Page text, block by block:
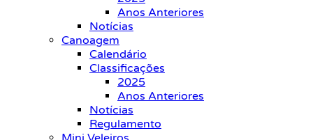
Anos Anteriores
Notícias
Canoagem
Calendário
Classificações
2025
Anos Anteriores
Notícias
Regulamento